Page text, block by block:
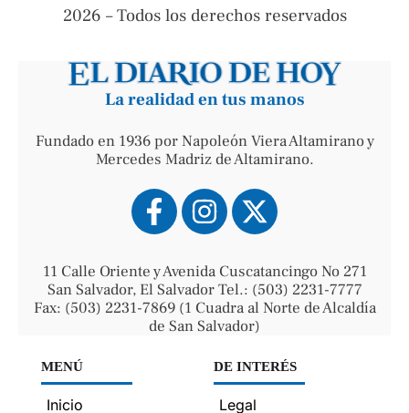
2026 – Todos los derechos reservados
La realidad en tus manos
Fundado en 1936 por Napoleón Viera Altamirano y
Mercedes Madriz de Altamirano.
11 Calle Oriente y Avenida Cuscatancingo No 271
San Salvador, El Salvador Tel.: (503) 2231-7777
Fax: (503) 2231-7869 (1 Cuadra al Norte de Alcaldía
de San Salvador)
MENÚ
Inicio
DE INTERÉS
Legal